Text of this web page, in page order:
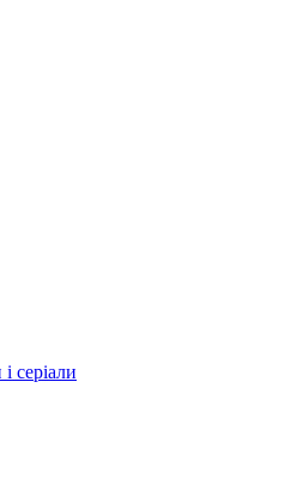
серіали